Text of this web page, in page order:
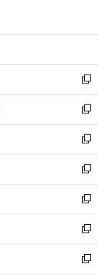
開
ン
ウ
で
開
く
ウ
ン
ド
ウ
で
開
く
新
し
い
ウ
ィ
ン
ド
ウ
で
開
く
新
し
い
ウ
ィ
ン
ド
ウ
で
開
く
新
し
い
ウ
ィ
ン
ド
ウ
で
新
し
い
ウ
ィ
ン
ド
新
し
い
ウ
ィ
新
し
い
新